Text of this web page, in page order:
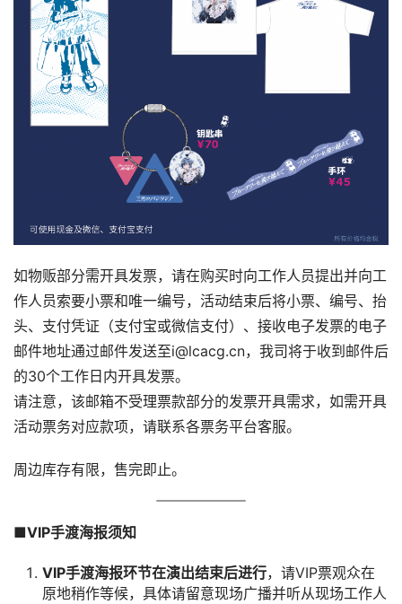
如物贩部分需开具发票，请在购买时向工作人员提出并向工
作人员索要小票和唯一编号，活动结束后将小票、编号、抬
头、支付凭证（支付宝或微信支付）、接收电子发票的电子
邮件地址通过邮件发送至i@lcacg.cn，我司将于收到邮件后
的30个工作日内开具发票。
请注意，该邮箱不受理票款部分的发票开具需求，如需开具
活动票务对应款项，请联系各票务平台客服。
周边库存有限，售完即止。
■VIP手渡海报须知
VIP手渡海报环节在演出结束后进行，请VIP票观众在
原地稍作等候，具体请留意现场广播并听从现场工作人